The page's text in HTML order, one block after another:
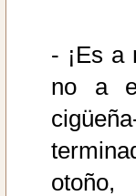
- ¡Es a
no a
otoño,